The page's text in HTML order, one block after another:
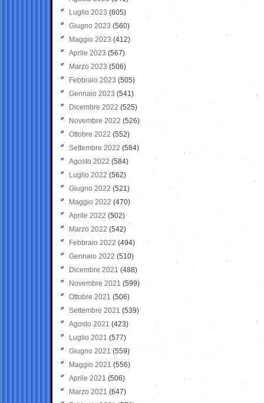
Luglio 2023 (605)
Giugno 2023 (560)
Maggio 2023 (412)
Aprile 2023 (567)
Marzo 2023 (506)
Febbraio 2023 (505)
Gennaio 2023 (541)
Dicembre 2022 (525)
Novembre 2022 (526)
Ottobre 2022 (552)
Settembre 2022 (584)
Agosto 2022 (584)
Luglio 2022 (562)
Giugno 2022 (521)
Maggio 2022 (470)
Aprile 2022 (502)
Marzo 2022 (542)
Febbraio 2022 (494)
Gennaio 2022 (510)
Dicembre 2021 (488)
Novembre 2021 (599)
Ottobre 2021 (506)
Settembre 2021 (539)
Agosto 2021 (423)
Luglio 2021 (577)
Giugno 2021(559)
Maggio 2021 (556)
Aprile 2021 (506)
Marzo 2021 (647)